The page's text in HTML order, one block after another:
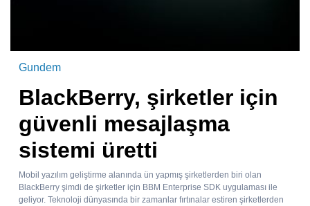
Gundem
BlackBerry, şirketler için
güvenli mesajlaşma
sistemi üretti
Mobil yazılım geliştirme alanında ün yapmış şirketlerden biri olan
BlackBerry şimdi de şirketler için BBM Enterprise SDK uygulaması ile
geliyor. Teknoloji dünyasında bir zamanlar fırtınalar estiren şirketlerden